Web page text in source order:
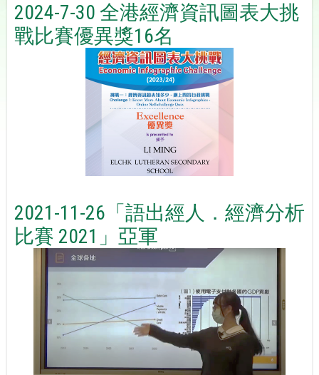
2024-7-30 全港經濟資訊圖表大挑
戰比賽優異獎16名
2021-11-26「語出經⼈．經濟分析
⽐賽 2021」亞軍